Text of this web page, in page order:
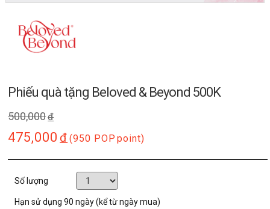
Phiếu quà tặng Beloved & Beyond 500K
500,000đ
475,000 đ (950 POP point)
Số lượng
Hạn sử dụng90 ngày (kể từ ngày mua)